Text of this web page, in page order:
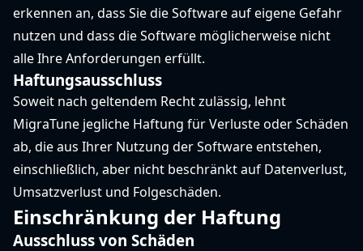
erkennen an, dass Sie die Software auf eigene Gefahr
nutzen und dass die Software möglicherweise nicht
alle Ihre Anforderungen erfüllt.
Haftungsausschluss
Soweit nach geltendem Recht zulässig, lehnt
MigraTune jegliche Haftung für Verluste oder Schäden
ab, die aus Ihrer Nutzung der Software entstehen,
einschließlich, aber nicht beschränkt auf Datenverlust,
Umsatzverlust und Folgeschäden.
Einschränkung der Haftung
Ausschluss von Schäden